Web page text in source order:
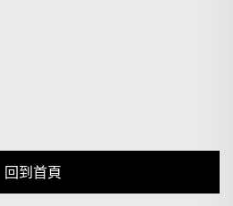
回到首頁